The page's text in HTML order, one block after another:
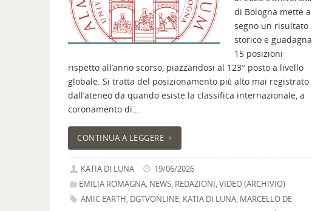
di Bologna mette a
segno un risultato
storico e guadagna
15 posizioni
rispetto all’anno scorso, piazzandosi al 123° posto a livello
globale. Si tratta del posizionamento più alto mai registrato
dall’ateneo da quando esiste la classifica internazionale, a
coronamento di…
CONTINUA A LEGGERE
KATIA DI LUNA
19/06/2026
EMILIA ROMAGNA, NEWS, REDAZIONI,VIDEO (ARCHIVIO)
AMIC EARTH, DGTVONLINE, KATIA DI LUNA, MARCELLO DE